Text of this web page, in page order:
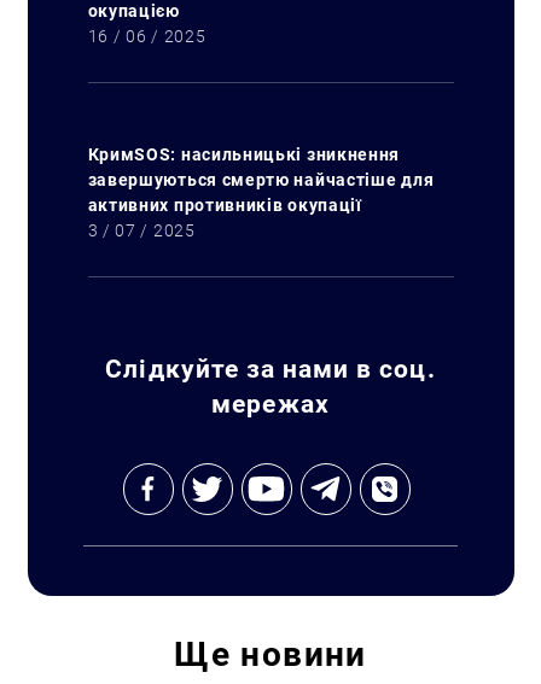
окупацією
16 / 06 / 2025
КримSOS: насильницькі зникнення
завершуються смертю найчастіше для
активних противників окупації
3 / 07 / 2025
Слідкуйте за нами в соц.
мережах
Ще новини